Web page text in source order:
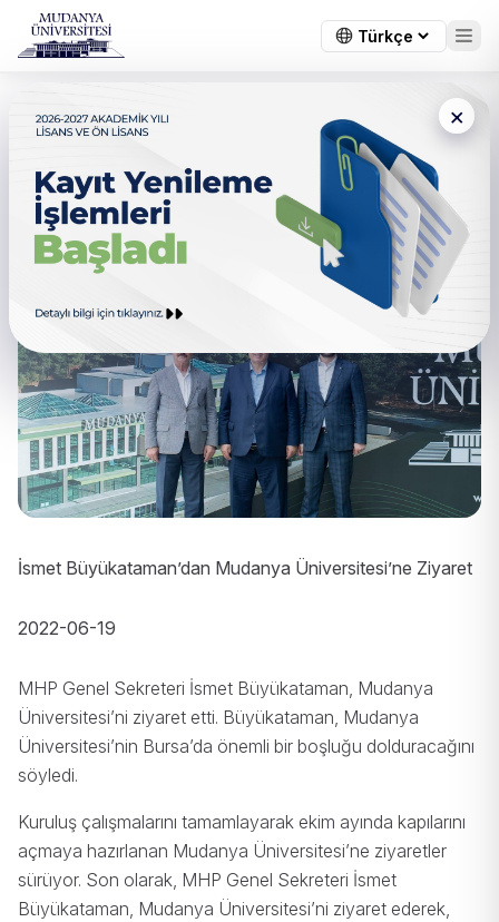
×
İsmet Büyükataman’dan
Mudanya Üniversitesi’ne
Ziyaret
İsmet Büyükataman’dan Mudanya Üniversitesi’ne Ziyaret
2022-06-19
MHP Genel Sekreteri İsmet Büyükataman, Mudanya
Üniversitesi’ni ziyaret etti. Büyükataman, Mudanya
Üniversitesi’nin Bursa’da önemli bir boşluğu dolduracağını
söyledi.
Kuruluş çalışmalarını tamamlayarak ekim ayında kapılarını
açmaya hazırlanan Mudanya Üniversitesi’ne ziyaretler
sürüyor. Son olarak, MHP Genel Sekreteri İsmet
Büyükataman, Mudanya Üniversitesi’ni ziyaret ederek,